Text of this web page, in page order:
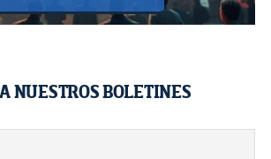
NUESTROS BOLETINES